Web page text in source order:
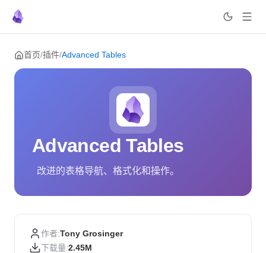
Skip to content
首页/插件/Advanced Tables
Advanced Tables
改进的表格导航、格式化和操作。
作者:Tony Grosinger
下载量:2.45M